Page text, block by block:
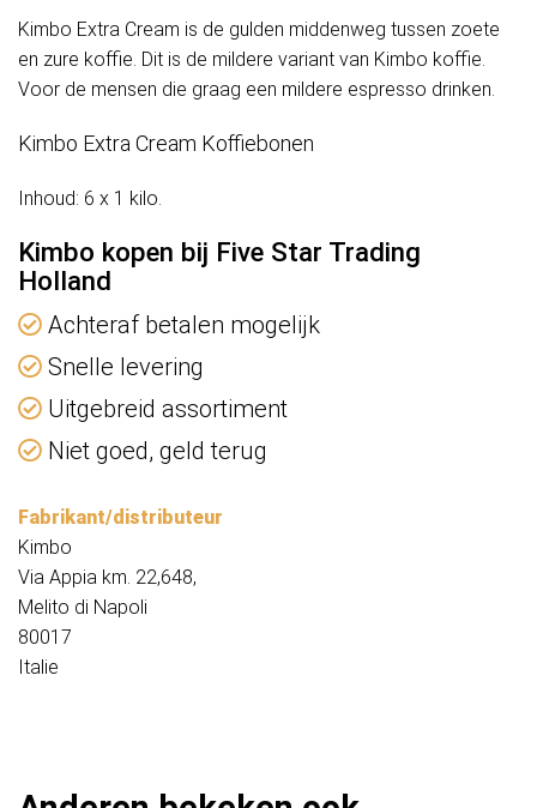
Kimbo Extra Cream is de gulden middenweg tussen zoete
en zure koffie. Dit is de mildere variant van Kimbo koffie.
Voor de mensen die graag een mildere espresso drinken.
Kimbo Extra Cream Koffiebonen
Inhoud: 6 x 1 kilo.
Kimbo kopen bij Five Star Trading
Holland
Achteraf betalen mogelijk
Snelle levering
Uitgebreid assortiment
Niet goed, geld terug
Fabrikant/distributeur
Kimbo
Via Appia km. 22,648,
Melito di Napoli
80017
Italie